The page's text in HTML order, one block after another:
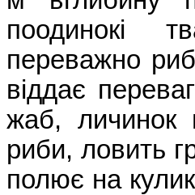
поодинокі
переважно
віддає
жаб, личинок
риби, ловить
полює на